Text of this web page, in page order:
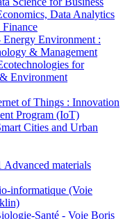
Data Analytics
Finance
Environment :
& Management
for
Environment
of Things : Innovation
Program (IoT)
Cities and Urban
materials
informatique (Voie
Santé - Voie Boris